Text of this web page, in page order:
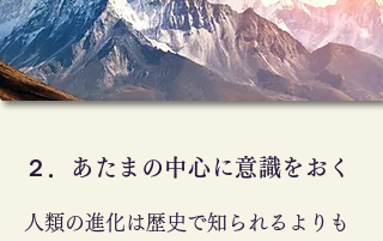
​２．あたまの中心に意識をおく
人類の進化は歴史で知られるよりも